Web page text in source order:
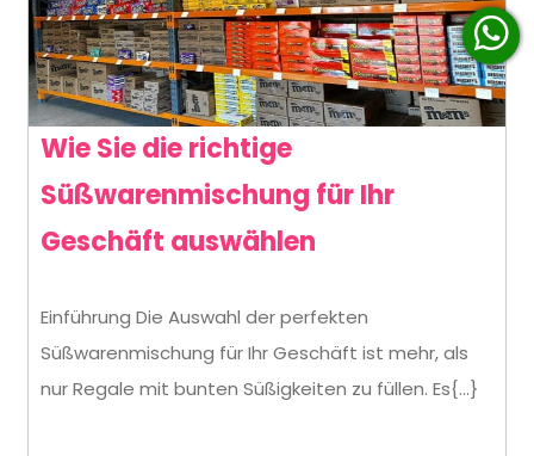
Wie Sie die richtige
Süßwarenmischung für Ihr
Geschäft auswählen
die
richtige
Einführung Die Auswahl der perfekten
Süßwarenmischung für Ihr Geschäft ist mehr, als
nur Regale mit bunten Süßigkeiten zu füllen. Es{...}